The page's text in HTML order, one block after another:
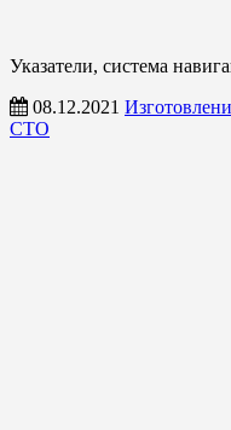
Указатели, система
08.12.2021
СТО